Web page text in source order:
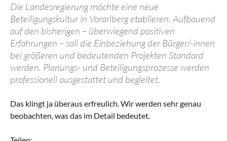
Die Landesregierung möchte eine neue
Beteiligungskultur in Vorarlberg etablieren. Aufbauend
auf den bisherigen – überwiegend positiven
Erfahrungen – soll die Einbeziehung der Bürger/-innen
bei größeren und bedeutenden Projekten Standard
werden. Planungs- und Beteiligungsprozesse werden
professionell ausgestattet und begleitet.
Das klingt ja überaus erfreulich. Wir werden sehr genau
beobachten, was das im Detail bedeutet.